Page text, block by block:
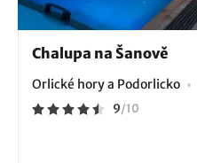
Chalupa na Šanově
Orlické hory a Podorlicko
9/10